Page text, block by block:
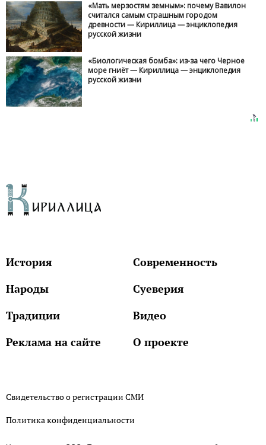
«Мать мерзостям земным»: почему Вавилон
считался самым страшным городом
древности — Кириллица — энциклопедия
русской жизни
«Биологическая бомба»: из-за чего Черное
море гниёт — Кириллица — энциклопедия
русской жизни
История
Современность
Народы
Суеверия
Традиции
Видео
Реклама на сайте
О проекте
Свидетельство о регистрации СМИ
Политика конфиденциальности